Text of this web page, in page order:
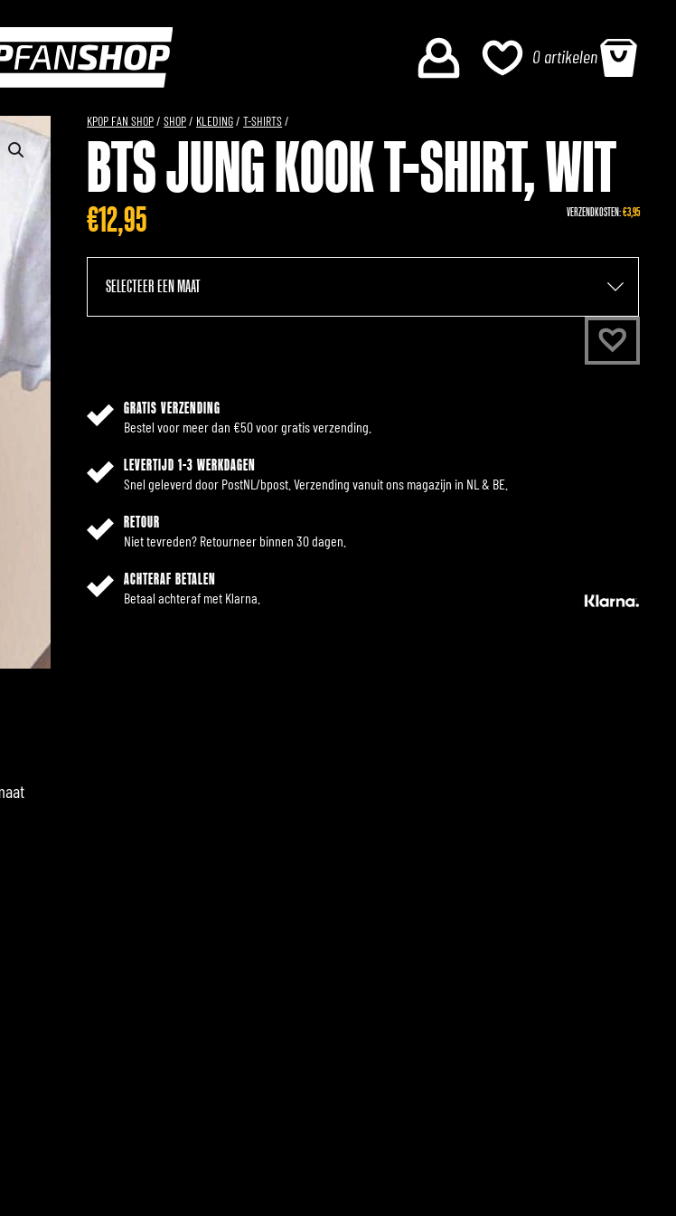
0 artikelen
KPOP FAN SHOP /SHOP / KLEDING /T-SHIRTS /
BTS JUNG KOOK T-SHIRT, WIT
€12,95 VERZENDKOSTEN:€3,95
GRATIS VERZENDING
Bestel voor meer dan €50 voor gratis verzending.
LEVERTIJD 1-3 WERKDAGEN
Snel geleverd door PostNL/bpost. Verzending vanuit ons magazijn in NL & BE.
RETOUR
Niet tevreden? Retourneer binnen 30 dagen.
ACHTERAF BETALEN
Betaal achteraf met Klarna.